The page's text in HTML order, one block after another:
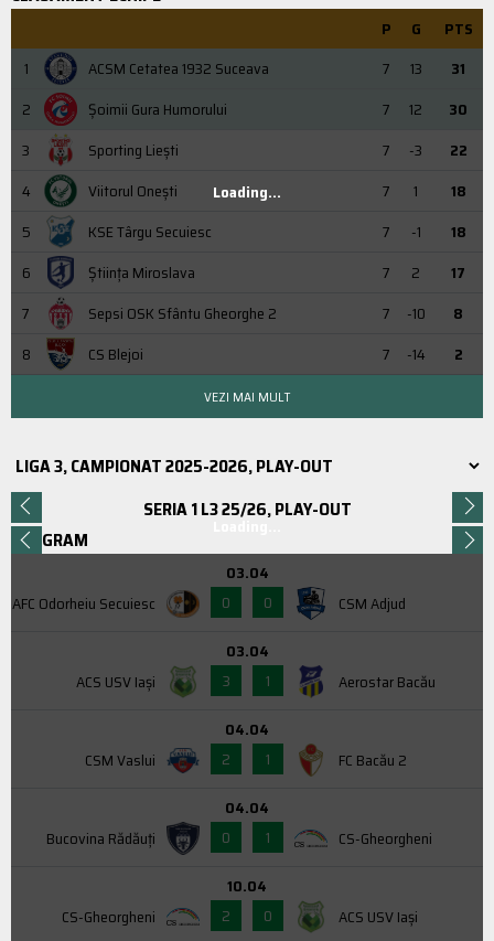
P G
PTS
1
ACSM Cetatea 1932 Suceava 7 13
31
2
Şoimii Gura Humorului 7 12
30
3
Sporting Liești 7 -3
22
4
Viitorul Onești 7 1
18
5
KSE Târgu Secuiesc 7 -1
18
6
Știința Miroslava 7 2
17
7
Sepsi OSK Sfântu Gheorghe 2 7 -10
8
8
CS Blejoi 7 -14 2
Loading...
VEZI MAI MULT
SERIA 1 L3 25/26, PLAY-OUT
PROGRAM
AFC Odorheiu Secuiesc
03.04
0
0 CSM Adjud
ACS USV Iaşi
03.04
3
1 Aerostar Bacău
CSM Vaslui
04.04
2
1 FC Bacău 2
Bucovina Rădăuți
04.04
0
1 CS-Gheorgheni
CS-Gheorgheni
10.04
2
0 ACS USV Iaşi